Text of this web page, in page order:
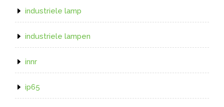
industriele lamp
industriele lampen
innr
ip65